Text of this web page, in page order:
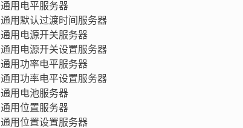
通用电平服务器
通用默认过渡时间服务器
通用电源开关服务器
通用电源开关设置服务器
通用功率电平服务器
通用功率电平设置服务器
通用电池服务器
通用位置服务器
通用位置设置服务器